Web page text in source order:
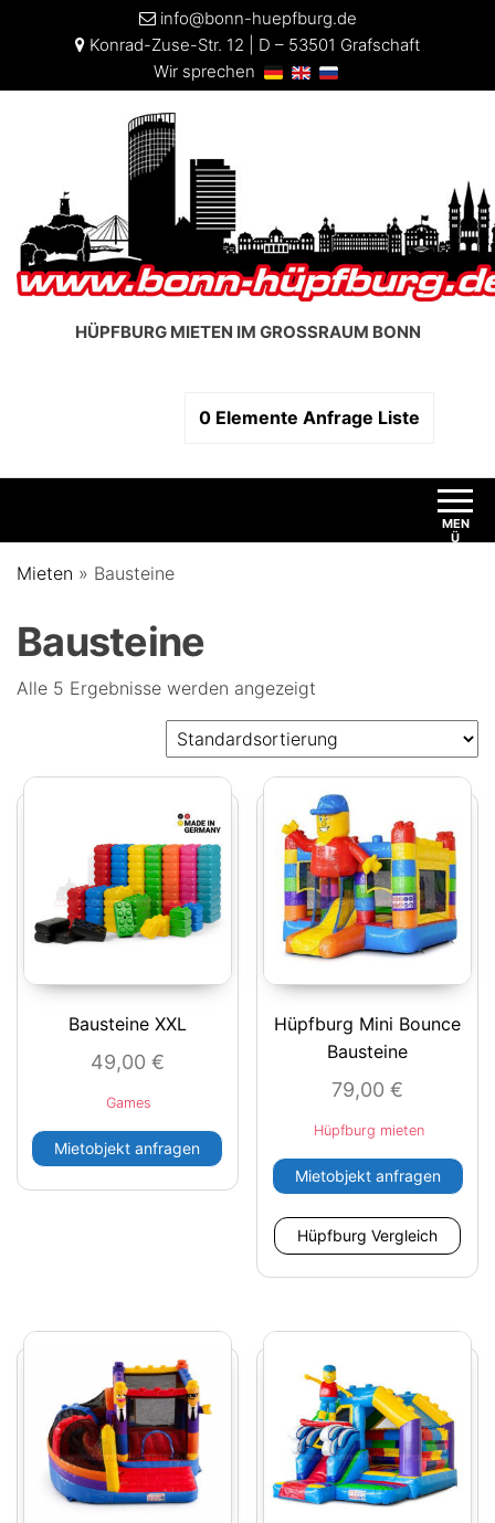
info@bonn-huepfburg.de
Konrad-Zuse-Str. 12 | D – 53501 Grafschaft
Wir sprechen
HÜPFBURG MIETEN IM GROSSRAUM BONN
0 Elemente Anfrage Liste
MEN
Ü
Mieten » Bausteine
Bausteine
Alle 5 Ergebnisse werden angezeigt
Bausteine XXL
49,00 €
Games
Mietobjekt anfragen
Hüpfburg Mini Bounce
Bausteine
79,00€
Hüpfburg mieten
Mietobjekt anfragen
Hüpfburg Vergleich